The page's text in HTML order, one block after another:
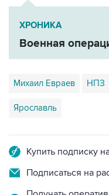
ХРОНИКА
Военная
Михаил Евраев НПЗ
Ярославль
Купить подписку
Подписаться на